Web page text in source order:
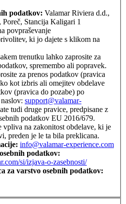
podatkov: Valamar Riviera d.d.,
Stancija Kaligari 1
povpraševanje
ki jo dajete s klikom na
trenutku lahko zaprosite za
spremembo ali popravek.
za prenos podatkov (pravica
kot izbris ali omejitev obdelave
(pravica do pozabe) po
support@valamar-
tudi druge pravice, predpisane z
podatkov EU 2016/679.
na zakonitost obdelave, ki je
preden je le ta bila preklicana.
info@valamar-experience.com
podatkov:
si/izjava-o-zasebnosti/
za varstvo osebnih podatkov: